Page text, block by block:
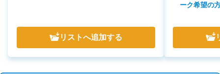
リストへ追加する
ーク希望の